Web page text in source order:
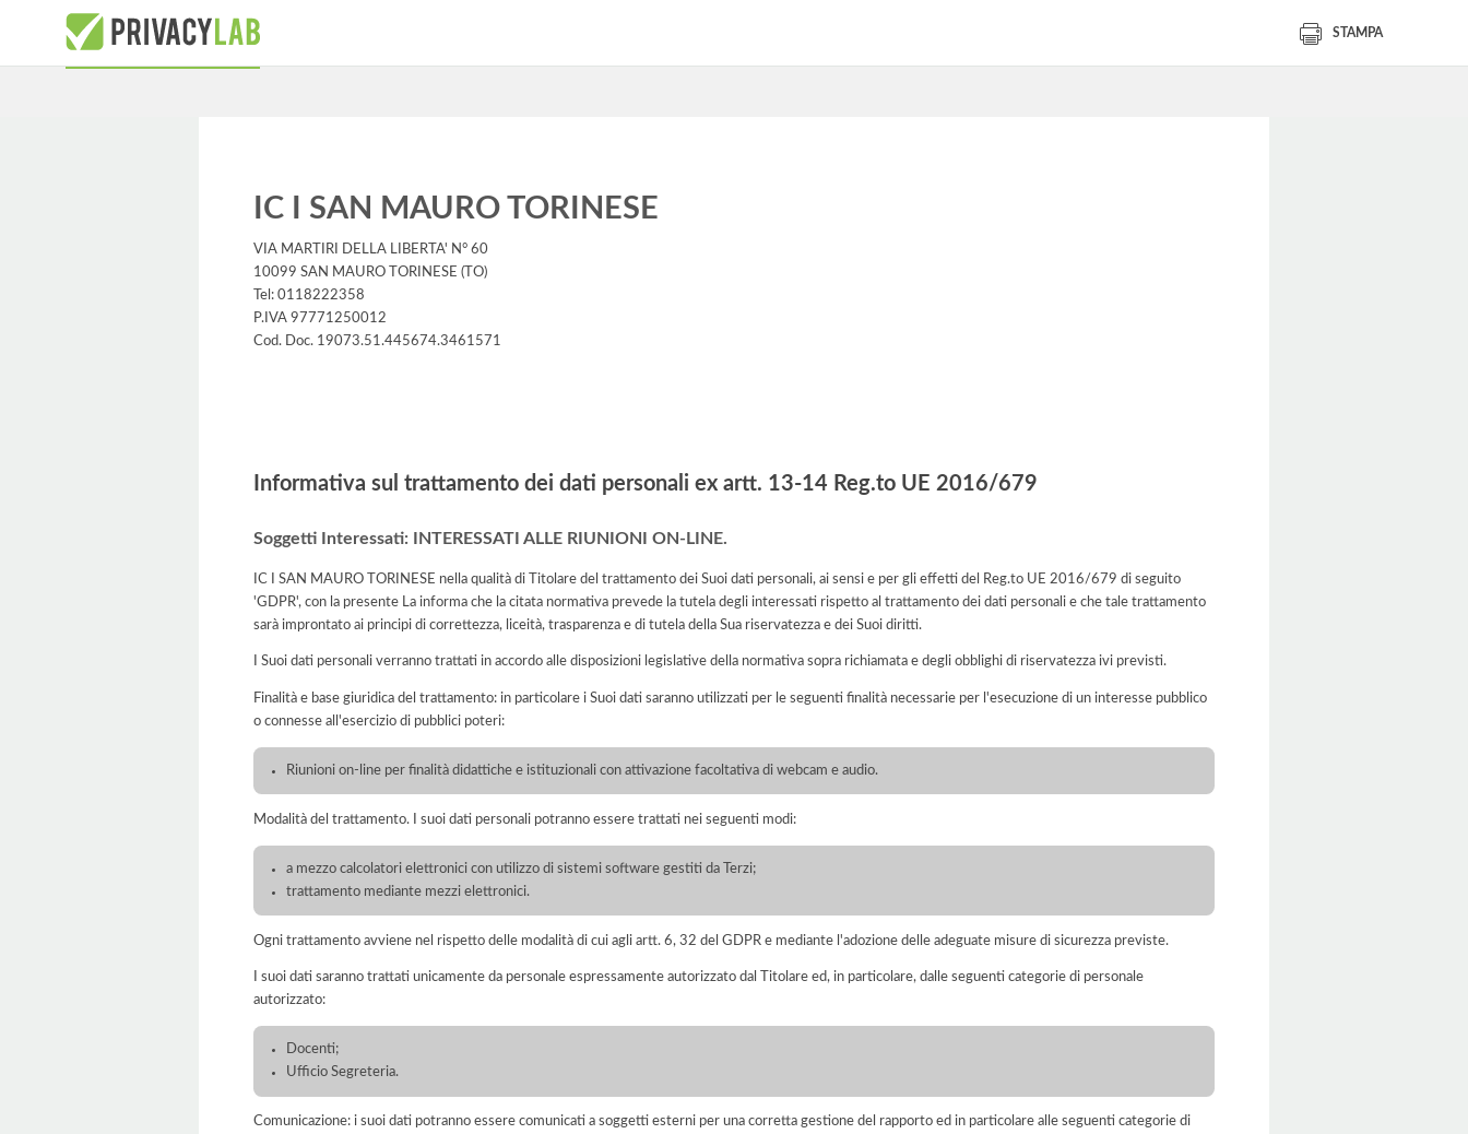
STAMPA
IC I SAN MAURO TORINESE
VIA MARTIRI DELLA LIBERTA' N° 60
10099 SAN MAURO TORINESE (TO)
Tel: 0118222358
P.IVA 97771250012
Cod. Doc. 19073.51.445674.3461571
Informativa sul trattamento dei dati personali ex artt. 13-14 Reg.to UE 2016/679
Soggetti Interessati: INTERESSATI ALLE RIUNIONI ON-LINE.
IC I SAN MAURO TORINESE nella qualità di Titolare del trattamento dei Suoi dati personali, ai sensi e per gli effetti del Reg.to UE 2016/679 di seguito
'GDPR', con la presente La informa che la citata normativa prevede la tutela degli interessati rispetto al trattamento dei dati personali e che tale trattamento
sarà improntato ai principi di correttezza, liceità, trasparenza e di tutela della Sua riservatezza e dei Suoi diritti.
I Suoi dati personali verranno trattati in accordo alle disposizioni legislative della normativa sopra richiamata e degli obblighi di riservatezza ivi previsti.
Finalità e base giuridica del trattamento: in particolare i Suoi dati saranno utilizzati per le seguenti finalità necessarie per l'esecuzione di un interesse pubblico
o connesse all'esercizio di pubblici poteri:
Riunioni on-line per finalità didattiche e istituzionali con attivazione facoltativa di webcam e audio.
Modalità del trattamento. I suoi dati personali potranno essere trattati nei seguenti modi:
a mezzo calcolatori elettronici con utilizzo di sistemi software gestiti da Terzi;
trattamento mediante mezzi elettronici.
Ogni trattamento avviene nel rispetto delle modalità di cui agli artt. 6, 32 del GDPR e mediante l'adozione delle adeguate misure di sicurezza previste.
I suoi dati saranno trattati unicamente da personale espressamente autorizzato dal Titolare ed, in particolare, dalle seguenti categorie di personale
autorizzato:
Docenti;
Ufficio Segreteria.
Comunicazione: i suoi dati potranno essere comunicati a soggetti esterni per una corretta gestione del rapporto ed in particolare alle seguenti categorie di